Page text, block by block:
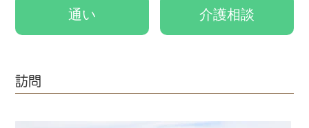
通い 介護相談
訪問